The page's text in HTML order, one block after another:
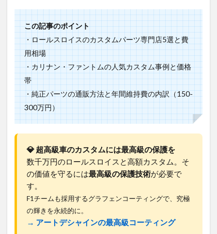
この記事のポイント
・ロールスロイスのカスタムパーツ専門店5選と費
用相場
・カリナン・ファントムの人気カスタム事例と価格
帯
・純正パーツの通販方法と年間維持費の内訳（150-
300万円）
💎 超高級車のカスタムには最高級の保護を
数千万円のロールスロイスと高額カスタム。そ
の価値を守るには最高級の保護技術が必要で
す。
F1チームも採用するグラフェンコーティングで、究極
の輝きを永続的に。
→ アートデシャインの最高級コーティング